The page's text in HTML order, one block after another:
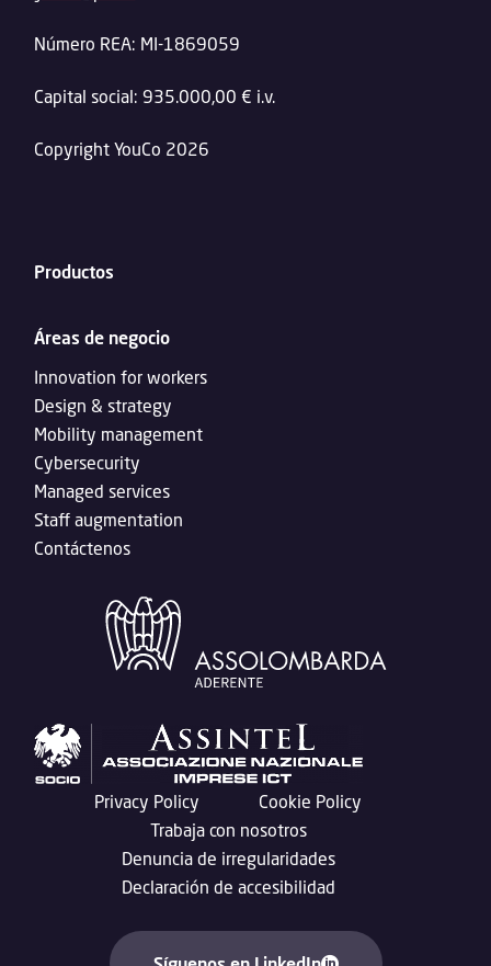
Número REA: MI-1869059
Capital social: 935.000,00 € i.v.
Copyright YouCo 2026
Productos
Áreas de negocio
Innovation for workers
Design & strategy
Mobility management
Cybersecurity
Managed services
Staff augmentation
Contáctenos
Privacy Policy
Cookie Policy
Trabaja con nosotros
Denuncia de irregularidades
Declaración de accesibilidad